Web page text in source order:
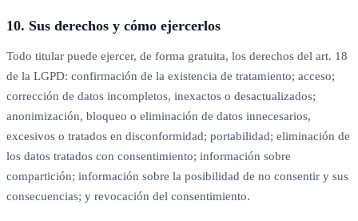
10. Sus derechos y cómo ejercerlos
Todo titular puede ejercer, de forma gratuita, los derechos del art. 18
de la LGPD: confirmación de la existencia de tratamiento; acceso;
corrección de datos incompletos, inexactos o desactualizados;
anonimización, bloqueo o eliminación de datos innecesarios,
excesivos o tratados en disconformidad; portabilidad; eliminación de
los datos tratados con consentimiento; información sobre
compartición; información sobre la posibilidad de no consentir y sus
consecuencias; y revocación del consentimiento.